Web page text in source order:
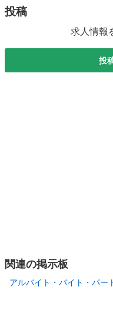
投稿
求人情報
投
関連の掲示板
アルバイト・バイト・パー